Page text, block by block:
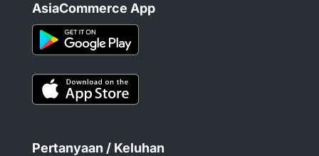
AsiaCommerce App
Pertanyaan / Keluhan